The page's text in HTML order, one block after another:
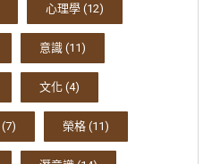
心理學 (12)
意識 (11)
文化 (4)
(7) 榮格 (11)